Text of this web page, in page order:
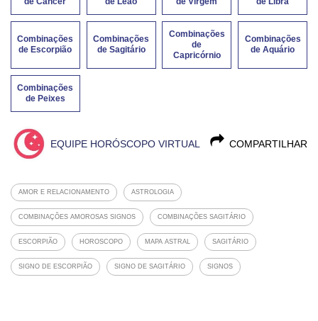
Combinações
de Escorpião
Combinações
de Sagitário
Combinações
de
Capricórnio
Combinações
de Aquário
Combinações
de Peixes
COMPARTILHAR
EQUIPE HORÓSCOPO VIRTUAL
AMOR E RELACIONAMENTO ASTROLOGIA
COMBINAÇÕES AMOROSAS SIGNOS COMBINAÇÕES SAGITÁRIO
ESCORPIÃO HOROSCOPO MAPA ASTRAL SAGITÁRIO
SIGNO DE ESCORPIÃO SIGNO DE SAGITÁRIO SIGNOS